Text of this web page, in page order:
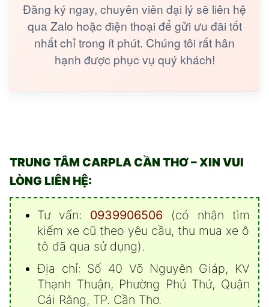
Đăng ký ngay, chuyên viên đại lý sẽ liên hệ
qua Zalo hoặc điện thoại để gửi ưu đãi tốt
nhất chỉ trong ít phút. Chúng tôi rất hân
hạnh được phục vụ quý khách!
TRUNG TÂM CARPLA CẦN THƠ – XIN VUI
LÒNG LIÊN HỆ:
Tư vấn: 0939906506
(có nhận tìm
kiếm xe cũ theo yêu cầu, thu mua xe ô
tô đã qua sử dụng).
Địa chỉ: Số 40 Võ Nguyên Giáp, KV
Thạnh Thuận, Phường Phú Thứ, Quận
Cái Răng, TP. Cần Thơ.